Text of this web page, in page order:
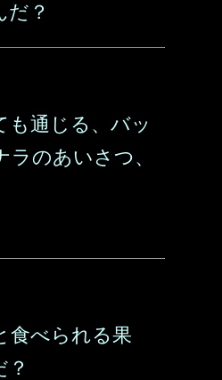
だ？
も通じる、バッ
ラのあいさつ、
食べられる果